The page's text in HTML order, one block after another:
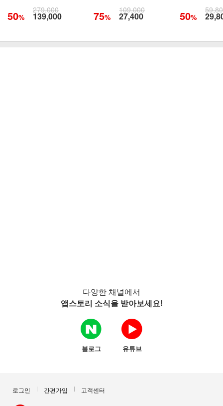
50%
279,000
139,000 75%
109,000
27,400 50%
다양한 채널에서
앱스토리 소식을 받아보세요!
블로그 유튜브
로그인 간편가입 고객센터